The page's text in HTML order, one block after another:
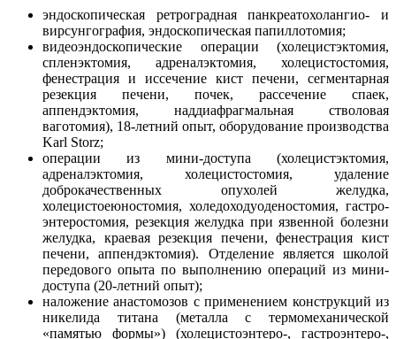
эндоскопическая ретроградная панкреатохолангио- и
вирсунгография, эндоскопическая папиллотомия;
видеоэндоскопические операции (холецистэктомия,
спленэктомия, адреналэктомия, холецистостомия,
фенестрация и иссечение кист печени, сегментарная
резекция печени, почек, рассечение спаек,
аппендэктомия, наддиафрагмальная стволовая
ваготомия), 18-летний опыт, оборудование производства
Karl Storz;
операции из мини-доступа (холецистэктомия,
адреналэктомия, холецистостомия, удаление
доброкачественных опухолей желудка,
холецистоеюностомия, холедоходуоденостомия, гастро-
энтеростомия, резекция желудка при язвенной болезни
желудка, краевая резекция печени, фенестрация кист
печени, аппендэктомия). Отделение является школой
передового опыта по выполнению операций из мини-
доступа (20-летний опыт);
наложение анастомозов с применением конструкций из
никелида титана (металла с термомеханической
«памятью формы») (холецистоэнтеро-, гастроэнтеро-,